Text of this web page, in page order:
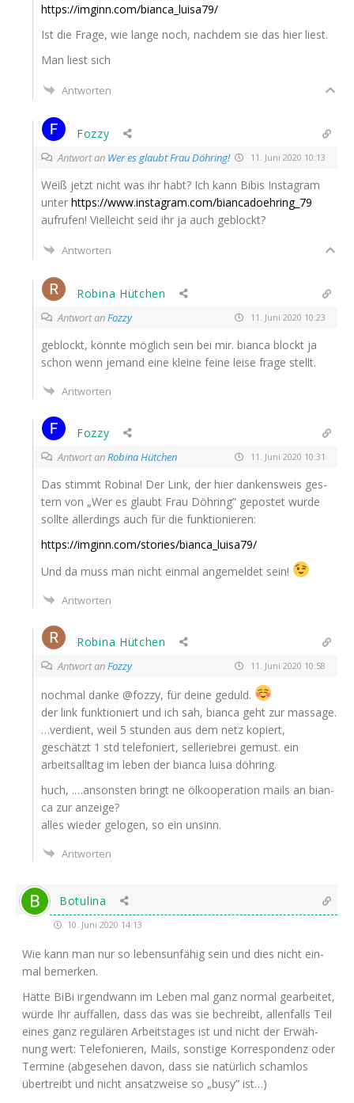
https://imginn.com/bianca_luisa79/
Ist die Fra­ge, wie lan­ge noch, nach­dem sie das hier liest.
Man liest sich
Antworten
Fozzy
Antwort an Wer es glaubt Frau Döhring! 11. Juni 2020 10:13
Weiß jetzt nicht was ihr habt? Ich kann Bibis Insta­gram
unter https://www.instagram.com/biancadoehring_79
auf­ru­fen! Viel­leicht seid ihr ja auch geblockt?
Antworten
Robina Hütchen
Antwort anFozzy 11. Juni 2020 10:23
geblockt, könn­te mög­lich sein bei mir. bian­ca blockt ja
schon wenn jemand eine klei­ne fei­ne lei­se fra­ge stellt.
Antworten
Fozzy
Antwort anRobina Hütchen 11. Juni 2020 10:31
Das stimmt Robi­na! Der Link, der hier dan­kens­weis ges­
tern von „Wer es glaubt Frau Döh­ring” gepos­tet wur­de
soll­te aller­dings auch für die funktionieren:
https://imginn.com/stories/bianca_luisa79/
Und da muss man nicht ein­mal ange­mel­det sein!
Antworten
Robina Hütchen
Antwort anFozzy 11. Juni 2020 10:58
noch­mal dan­ke @fozzy, für dei­ne geduld.
der link funk­tio­niert und ich sah, bian­ca geht zur massage.
…verdient, weil 5 stun­den aus dem netz kopiert,
geschätzt 1 std tele­fo­niert, sel­le­rie­brei gemust. ein
arbeits­all­tag im leben der bian­ca lui­sa döhring.
huch, .…ansons­ten bringt ne ölko­ope­ra­ti­on mails an bian­
ca zur anzeige?
alles wie­der gelo­gen, so ein unsinn.
Antworten
Botulina
10. Juni 2020 14:13
Wie kann man nur so lebens­un­fä­hig sein und dies nicht ein­
mal bemerken.
Hät­te BiBi irgend­wann im Leben mal ganz nor­mal gear­bei­tet,
wür­de Ihr auf­fal­len, dass das was sie bech­reibt, allen­falls Teil
eines ganz regu­lä­ren Arbeits­ta­ges ist und nicht der Erwäh­
nung wert: Tele­fo­nie­ren, Mails, sons­ti­ge Kor­re­spon­denz oder
Ter­mi­ne (abge­se­hen davon, dass sie natür­lich scham­los
über­treibt und nicht ansatz­wei­se so „busy” ist…)